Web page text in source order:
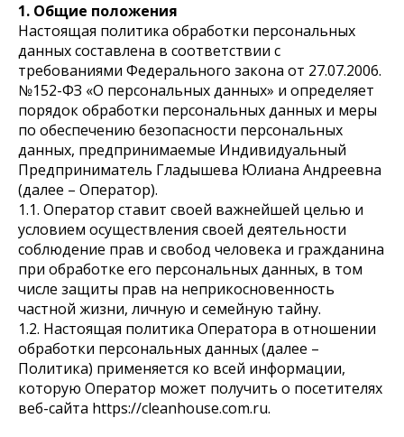
1. Общие положения
Настоящая политика обработки персональных
данных составлена в соответствии с
требованиями Федерального закона от 27.07.2006.
№152-ФЗ «О персональных данных» и определяет
порядок обработки персональных данных и меры
по обеспечению безопасности персональных
данных, предпринимаемые Индивидуальный
Предприниматель Гладышева Юлиана Андреевна
(далее – Оператор).
1.1. Оператор ставит своей важнейшей целью и
условием осуществления своей деятельности
соблюдение прав и свобод человека и гражданина
при обработке его персональных данных, в том
числе защиты прав на неприкосновенность
частной жизни, личную и семейную тайну.
1.2. Настоящая политика Оператора в отношении
обработки персональных данных (далее –
Политика) применяется ко всей информации,
которую Оператор может получить о посетителях
веб-сайта https://cleanhouse.com.ru.